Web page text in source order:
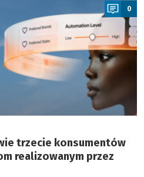
0
trzecie konsumentów
realizowanym przez